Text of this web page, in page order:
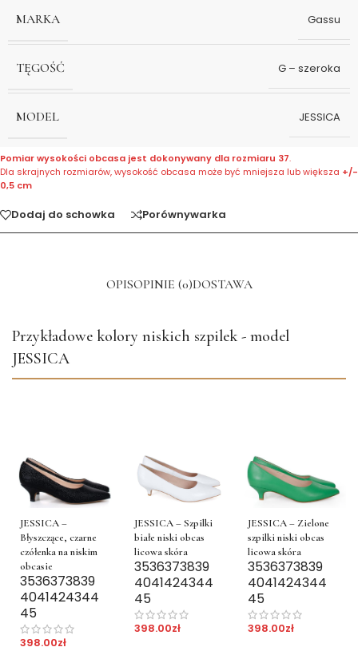
MARKA Gassu
TĘGOŚĆ G – szeroka
MODEL JESSICA
Pomiar wysokości obcasa jest dokonywany dla rozmiaru 37.
Dla skrajnych rozmiarów, wysokość obcasa może być mniejsza lub większa +/-
0,5 cm
Dodaj do schowka Porównywarka
OPISOPINIE (0)DOSTAWA
Przykładowe kolory niskich szpilek - model
JESSICA
JESSICA –
Błyszczące, czarne
czółenka na niskim
obcasie
3536373839
4041424344
45
398.00zł
JESSICA – Szpilki
białe niski obcas
licowa skóra
3536373839
4041424344
45
398.00zł
JESSICA – Zielone
szpilki niski obcas
licowa skóra
3536373839
4041424344
45
398.00zł